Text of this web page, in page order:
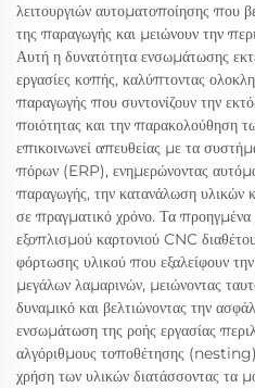
λειτουργιών αυτοματοποίησης που
της παραγωγής και μειώνουν την
Αυτή η δυνατότητα ενσωμάτωσης
εργασίες κοπής, καλύπτοντας
παραγωγής που συντονίζουν την
ποιότητας και την παρακολούθηση
επικοινωνεί απευθείας με τα
πόρων (ERP), ενημερώνοντας
παραγωγής, την κατανάλωση υλικών
σε πραγματικό χρόνο. Τα
εξοπλισμού καρτονιού CNC
φόρτωσης υλικού που εξαλείφουν την
μεγάλων λαμαρινών, μειώνοντας
δυναμικό και βελτιώνοντας την
ενσωμάτωση της ροής εργασίας
αλγόριθμους τοποθέτησης
χρήση των υλικών διατάσσοντας τα